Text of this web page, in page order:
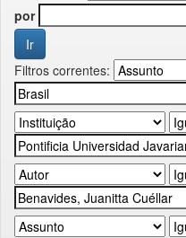
por
Filtros correntes: